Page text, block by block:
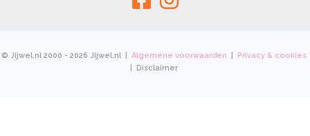
© Jijwel.nl 2000 - 2026 Jijwel.nl | Algemene voorwaarden
Privacy & cookies
| Disclaimer